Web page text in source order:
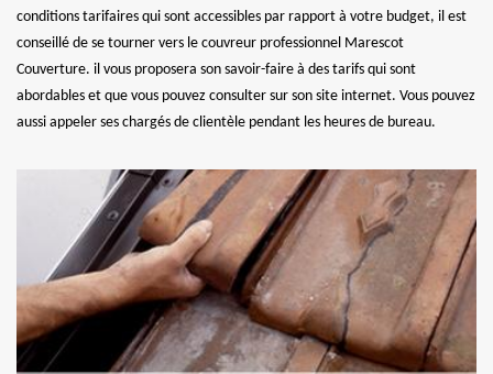
conditions tarifaires qui sont accessibles par rapport à votre budget, il est
conseillé de se tourner vers le couvreur professionnel Marescot
Couverture. il vous proposera son savoir-faire à des tarifs qui sont
abordables et que vous pouvez consulter sur son site internet. Vous pouvez
aussi appeler ses chargés de clientèle pendant les heures de bureau.